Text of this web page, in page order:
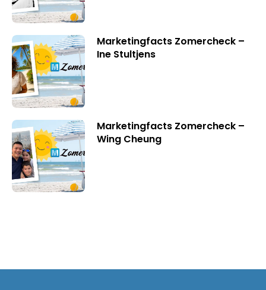
Marketingfacts Zomercheck –
Ine Stultjens
Marketingfacts Zomercheck –
Wing Cheung